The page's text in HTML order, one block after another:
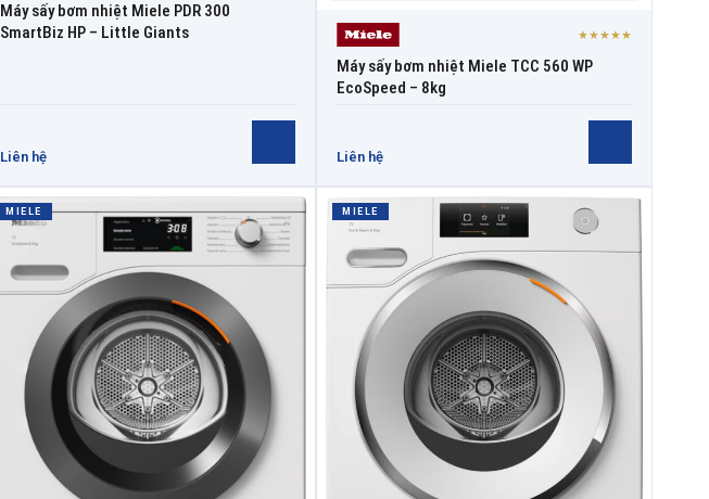
Máy sấy bơm nhiệt Miele PDR 300
SmartBiz HP – Little Giants
Liên hệ
★★★★★
Máy sấy bơm nhiệt Miele TCC 560 WP
EcoSpeed – 8kg
Liên hệ
MIELE MIELE